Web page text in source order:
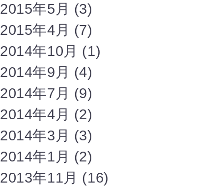
2015年5月 (3)
2015年4月 (7)
2014年10月 (1)
2014年9月 (4)
2014年7月 (9)
2014年4月 (2)
2014年3月 (3)
2014年1月 (2)
2013年11月 (16)